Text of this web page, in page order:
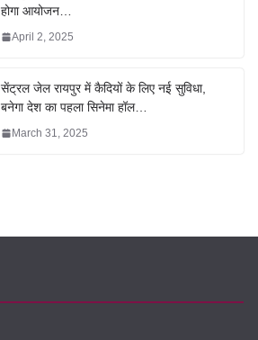
होगा आयोजन…
April 2, 2025
सेंट्रल जेल रायपुर में कैदियों के लिए नई सुविधा,
बनेगा देश का पहला सिनेमा हॉल…
March 31, 2025